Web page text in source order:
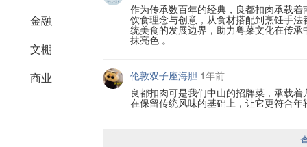
金融
文棚
商业
作为传承数百年的经典，良都扣肉承载
饮食理念与创意，从食材搭配到烹饪手
统美食的发展边界，助力粤菜文化在传
抹亮色 。
伦敦双子座海胆 1年前
良都扣肉可是我们中山的招牌菜，承载
在保留传统风味的基础上，让它更符合